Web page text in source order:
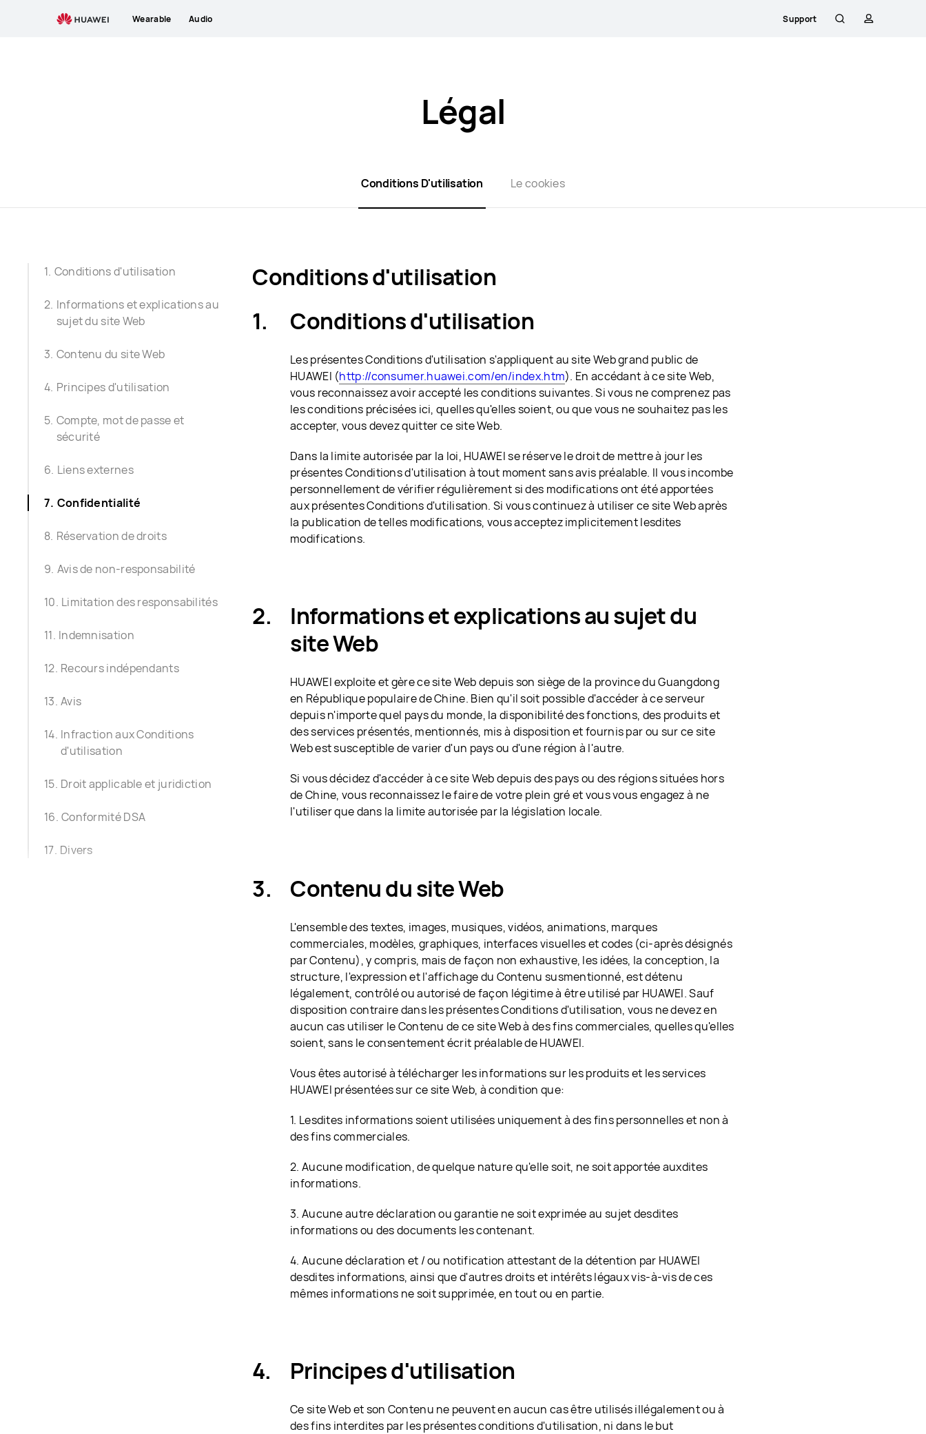
Wearable Audio Support
Légal
Conditions D'utilisation Le cookies
Conditions d'utilisation
Informations et explications au
sujet du site Web
Contenu du site Web
Principes d'utilisation
Compte, mot de passe et
sécurité
Liens externes
Confidentialité
Réservation de droits
Avis de non-responsabilité
Limitation des responsabilités
Indemnisation
Recours indépendants
Avis
Infraction aux Conditions
d'utilisation
Droit applicable et juridiction
Conformité DSA
Divers
Conditions d'utilisation
Conditions d'utilisation
Les présentes Conditions d'utilisation s'appliquent au site Web grand public de
HUAWEI (http://consumer.huawei.com/en/index.htm). En accédant à ce site Web,
vous reconnaissez avoir accepté les conditions suivantes. Si vous ne comprenez pas
les conditions précisées ici, quelles qu'elles soient, ou que vous ne souhaitez pas les
accepter, vous devez quitter ce site Web.
Dans la limite autorisée par la loi, HUAWEI se réserve le droit de mettre à jour les
présentes Conditions d'utilisation à tout moment sans avis préalable. Il vous incombe
personnellement de vérifier régulièrement si des modifications ont été apportées
aux présentes Conditions d'utilisation. Si vous continuez à utiliser ce site Web après
la publication de telles modifications, vous acceptez implicitement lesdites
modifications.
Informations et explications au sujet du
site Web
HUAWEI exploite et gère ce site Web depuis son siège de la province du Guangdong
en République populaire de Chine. Bien qu'il soit possible d'accéder à ce serveur
depuis n'importe quel pays du monde, la disponibilité des fonctions, des produits et
des services présentés, mentionnés, mis à disposition et fournis par ou sur ce site
Web est susceptible de varier d'un pays ou d'une région à l'autre.
Si vous décidez d'accéder à ce site Web depuis des pays ou des régions situées hors
de Chine, vous reconnaissez le faire de votre plein gré et vous vous engagez à ne
l'utiliser que dans la limite autorisée par la législation locale.
Contenu du site Web
L'ensemble des textes, images, musiques, vidéos, animations, marques
commerciales, modèles, graphiques, interfaces visuelles et codes (ci-après désignés
par Contenu), y compris, mais de façon non exhaustive, les idées, la conception, la
structure, l'expression et l'affichage du Contenu susmentionné, est détenu
légalement, contrôlé ou autorisé de façon légitime à être utilisé par HUAWEI. Sauf
disposition contraire dans les présentes Conditions d'utilisation, vous ne devez en
aucun cas utiliser le Contenu de ce site Web à des fins commerciales, quelles qu'elles
soient, sans le consentement écrit préalable de HUAWEI.
Vous êtes autorisé à télécharger les informations sur les produits et les services
HUAWEI présentées sur ce site Web, à condition que:
1. Lesdites informations soient utilisées uniquement à des fins personnelles et non à
des fins commerciales.
2. Aucune modification, de quelque nature qu'elle soit, ne soit apportée auxdites
informations.
3. Aucune autre déclaration ou garantie ne soit exprimée au sujet desdites
informations ou des documents les contenant.
4. Aucune déclaration et / ou notification attestant de la détention par HUAWEI
desdites informations, ainsi que d'autres droits et intérêts légaux vis-à-vis de ces
mêmes informations ne soit supprimée, en tout ou en partie.
Principes d'utilisation
Ce site Web et son Contenu ne peuvent en aucun cas être utilisés illégalement ou à
des fins interdites par les présentes conditions d'utilisation, ni dans le but